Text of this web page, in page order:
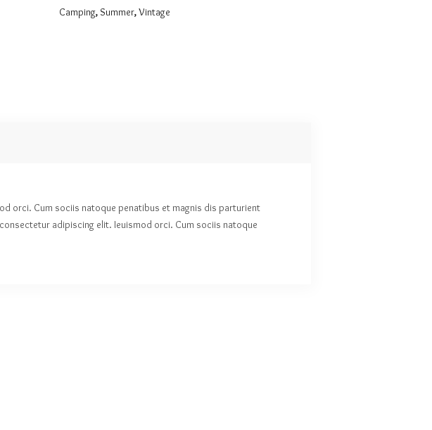
Camping, Summer,Vintage
orci. Cum sociis natoque penatibus et magnis dis parturient
adipiscing elit. Ieuismod orci. Cum sociis natoque